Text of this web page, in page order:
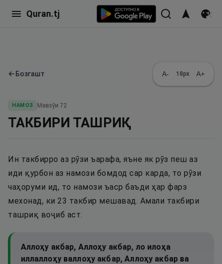
Quran.tj
←Бозгашт A- 18px A+
НАМОЗ Мавзӯи 72
ТАКБИРИ ТАШРИҚ
Ин такбирро аз рӯзи ъарафа, яъне як рӯз пеш аз
иди қурбон аз намози бомдод сар карда, то рӯзи
чаҳоруми ид, то намози ъаср баъди ҳар фарз
мехонад, ки 23 такбир мешавад. Амали такбири
ташриқ воҷиб аст.
Аллоҳу акбар, Аллоҳу акбар, ло илоҳа
иллаллоҳу валлоҳу акбар, Аллоҳу акбар ва